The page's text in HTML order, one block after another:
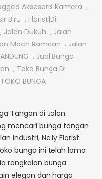
Menjual
Bunga
Tangan
Di
Jalan
Industri
Aksesoris Kamera ,
Biru , Florist|di
, Jalan Dukuh , Jalan
Moch Ramdan , Jalan
, Jual Bunga
, Toko Bunga Di
TOKO BUNGA
Tangan di Jalan
mencari bunga tangan
Industri, Nelly Florist
bunga ini telah lama
rangkaian bunga
elegan dan harga